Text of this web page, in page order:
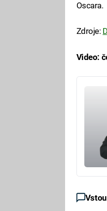
Oscara.
Zdroje:
Video: